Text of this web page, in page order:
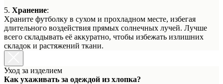
5. Хранение:
Храните футболку в сухом и прохладном месте, избегая
длительного воздействия прямых солнечных лучей. Лучше
всего складывать её аккуратно, чтобы избежать излишних
складок и растяжений ткани.
Уход за изделием
Как ухаживать за одеждой из хлопка?